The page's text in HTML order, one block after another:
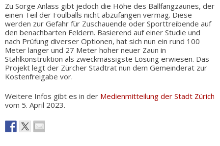
Zu Sorge Anlass gibt jedoch die Höhe des Ballfangzaunes, der
einen Teil der Foulballs nicht abzufangen vermag. Diese
werden zur Gefahr für Zuschauende oder Sporttreibende auf
den benachbarten Feldern. Basierend auf einer Studie und
nach Prüfung diverser Optionen, hat sich nun ein rund 100
Meter langer und 27 Meter hoher neuer Zaun in
Stahlkonstruktion als zweckmässigste Lösung erwiesen. Das
Projekt legt der Zürcher Stadtrat nun dem Gemeinderat zur
Kostenfreigabe vor.
Weitere Infos gibt es in der Medienmitteilung der Stadt Zürich
vom 5. April 2023.